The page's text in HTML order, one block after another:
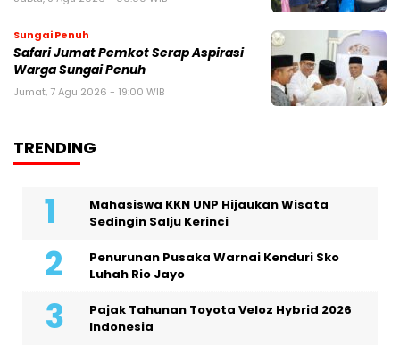
Sungai Penuh
Safari Jumat Pemkot Serap Aspirasi
Warga Sungai Penuh
Jumat, 7 Agu 2026 - 19:00 WIB
TRENDING
Mahasiswa KKN UNP Hijaukan Wisata
Sedingin Salju Kerinci
Penurunan Pusaka Warnai Kenduri Sko
Luhah Rio Jayo
Pajak Tahunan Toyota Veloz Hybrid 2026
Indonesia